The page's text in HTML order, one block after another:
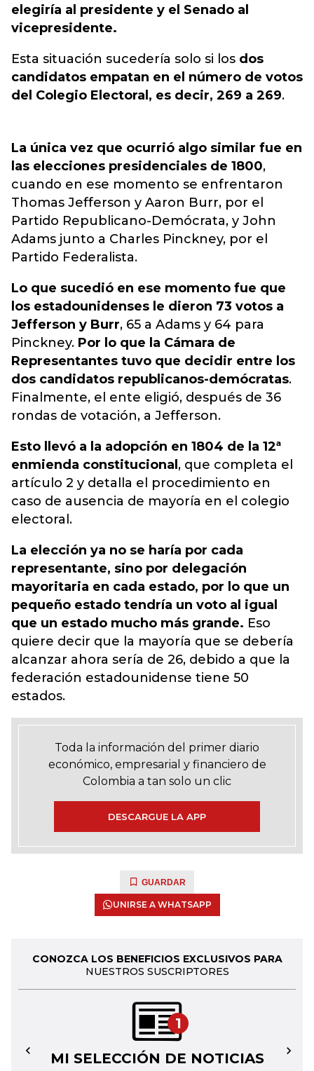
elegiría al presidente y el Senado al
vicepresidente.
Esta situación sucedería solo si los dos
candidatos empatan en el número de votos
del Colegio Electoral, es decir, 269 a 269.
La única vez que ocurrió algo similar fue en
las elecciones presidenciales de 1800,
cuando en ese momento se enfrentaron
Thomas Jefferson y Aaron Burr, por el
Partido Republicano-Demócrata, y John
Adams junto a Charles Pinckney, por el
Partido Federalista.
Lo que sucedió en ese momento fue que
los estadounidenses le dieron 73 votos a
Jefferson y Burr, 65 a Adams y 64 para
Pinckney. Por lo que la Cámara de
Representantes tuvo que decidir entre los
dos candidatos republicanos-demócratas.
Finalmente, el ente eligió, después de 36
rondas de votación, a Jefferson.
Esto llevó a la adopción en 1804 de la 12ª
enmienda constitucional , que completa el
artículo 2 y detalla el procedimiento en
caso de ausencia de mayoría en el colegio
electoral.
La elección ya no se haría por cada
representante, sino por delegación
mayoritaria en cada estado, por lo que un
pequeño estado tendría un voto al igual
que un estado mucho más grande. Eso
quiere decir que la mayoría que se debería
alcanzar ahora sería de 26, debido a que la
federación estadounidense tiene 50
estados.
Toda la información del primer diario
económico, empresarial y financiero de
Colombia a tan solo un clic
DESCARGUE LA APP
GUARDAR
UNIRSE A WHATSAPP
CONOZCA LOS BENEFICIOS EXCLUSIVOS PARA
NUESTROS SUSCRIPTORES
1
MI SELECCIÓN DE NOTICIAS
← →